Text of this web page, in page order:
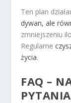
Ten plan
dywan, ale
zmniejszeniu
Regularne
życia.
FAQ –
PYTANIA